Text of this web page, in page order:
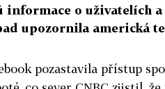
o uživatelích a
upozornila americká
pozastavila přístup